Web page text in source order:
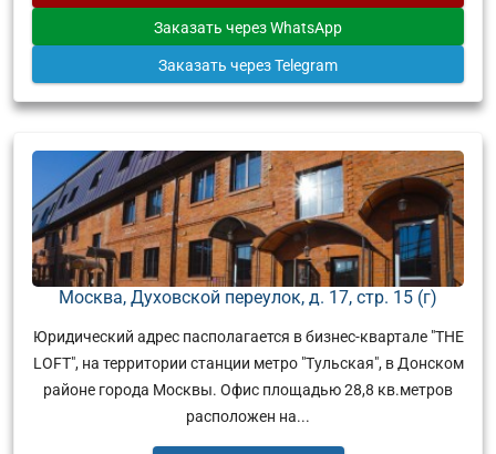
Заказать через WhatsApp
Заказать через Telegram
Москва, Духовской переулок, д. 17, стр. 15 (г)
Юридический адрес пасполагается в бизнес-квартале "THE
LOFT", на территории станции метро "Тульская", в Донском
районе города Москвы. Офис площадью 28,8 кв.метров
расположен на...